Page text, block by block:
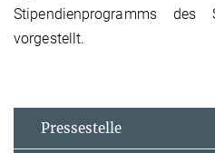
Stipendienprogramms
vorgestellt.
Pressestelle